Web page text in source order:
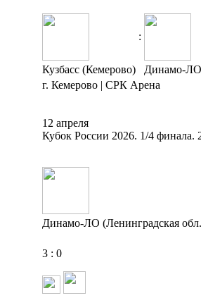
:
Кузбасс (Кемерово)
Динамо-ЛО
г. Кемерово | СРК Арена
12 апреля
Кубок России 2026. 1/4 финала.
Динамо-ЛО (Ленинградская
3 : 0